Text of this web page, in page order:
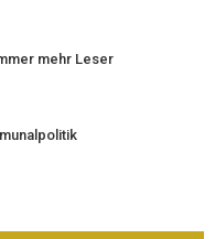
mehr Leser